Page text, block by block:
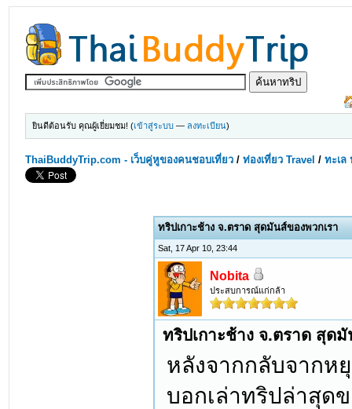
ยินดีต้อนรับ คุณผู้เยี่ยมชม! (เข้าสู่ระบบ — ลงทะเบียน)
ThaiBuddyTrip.com - เว็บคู่หูของคนชอบเที่ยว /ท่องเที่ยว Travel /ทะเล
ทริปเกาะช้าง จ.ตราด สุดมันส์ของพวกเรา
Sat, 17 Apr 10, 23:44
Nobita
ประสบการณ์แก่กล้า
ทริปเกาะช้าง จ.ตราด สุดมั
หลังจากกลับจากห
บอกเล่าทริปล่าสุดข